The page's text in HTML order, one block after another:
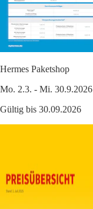
Hermes Paketshop
Mo. 2.3. - Mi. 30.9.2026
Gültig bis 30.09.2026